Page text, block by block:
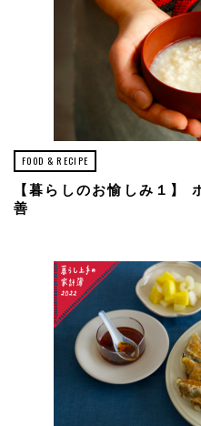
FOOD & RECIPE
【暮らしのお愉しみ１】
善